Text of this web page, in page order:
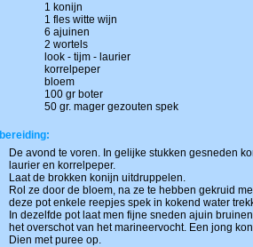
1 konijn
1 fles witte wijn
6 ajuinen
2 wortels
look - tijm - laurier
korrelpeper
bloem
100 gr boter
50 gr. mager gezouten spek
bereiding:
De avond te voren. In gelijke stukken gesneden
laurier en korrelpeper.
Laat de brokken konijn uitdruppelen.
Rol ze door de bloem, na ze te hebben gekruid
deze pot enkele reepjes spek in kokend water
In dezelfde pot laat men fijne sneden ajuin
het overschot van het marineervocht. Een jong
Dien met puree op.